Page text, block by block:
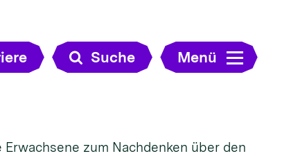
Suche Menü
zum Nachdenken über den